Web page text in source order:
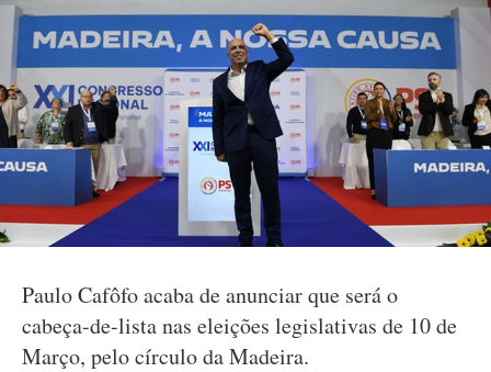
Paulo Cafôfo acaba de anunciar que será o
cabeça-de-lista nas eleições legislativas de 10 de
Março, pelo círculo da Madeira.